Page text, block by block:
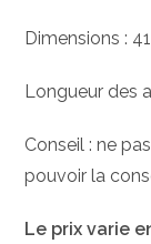
Dimensions :
Longueur des
Conseil : ne
pouvoir la
Le prix varie